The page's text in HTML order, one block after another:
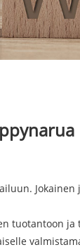
tuotantoon